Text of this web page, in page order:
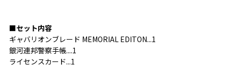
■セット内容
ギャバリオンブレード MEMORIAL EDITON...1
銀河連邦警察手帳....1
ライセンスカード...1